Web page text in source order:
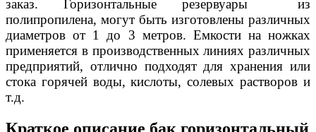
заказ. Горизонтальные резервуары из
полипропилена, могут быть изготовлены различных
диаметров от 1 до 3 метров. Емкости на ножках
применяется в производственных линиях различных
предприятий, отлично подходят для хранения или
стока горячей воды, кислоты, солевых растворов и
т.д.
Краткое описание бак горизонтальный